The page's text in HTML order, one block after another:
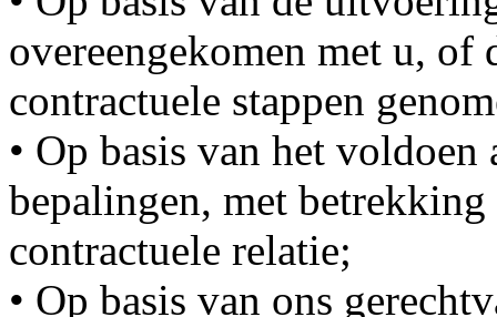
overeengekomen met u,
contractuele stappen
• Op basis van het
bepalingen, met
contractuele relatie;
• Op basis van ons